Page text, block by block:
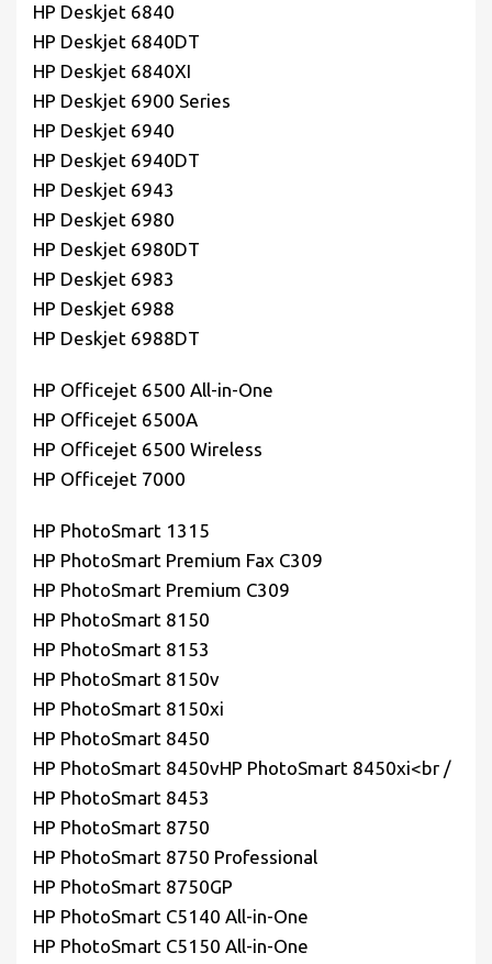
HP Deskjet 6840
HP Deskjet 6840DT
HP Deskjet 6840XI
HP Deskjet 6900 Series
HP Deskjet 6940
HP Deskjet 6940DT
HP Deskjet 6943
HP Deskjet 6980
HP Deskjet 6980DT
HP Deskjet 6983
HP Deskjet 6988
HP Deskjet 6988DT
HP Officejet 6500 All-in-One
HP Officejet 6500A
HP Officejet 6500 Wireless
HP Officejet 7000
HP PhotoSmart 1315
HP PhotoSmart Premium Fax C309
HP PhotoSmart Premium C309
HP PhotoSmart 8150
HP PhotoSmart 8153
HP PhotoSmart 8150v
HP PhotoSmart 8150xi
HP PhotoSmart 8450
HP PhotoSmart 8450vHP PhotoSmart 8450xi<br /
HP PhotoSmart 8453
HP PhotoSmart 8750
HP PhotoSmart 8750 Professional
HP PhotoSmart 8750GP
HP PhotoSmart C5140 All-in-One
HP PhotoSmart C5150 All-in-One